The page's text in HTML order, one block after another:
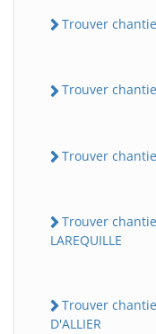
Trouver
Trouver
Trouver
Trouver
LAREQUILLE
Trouver
D'ALLIER